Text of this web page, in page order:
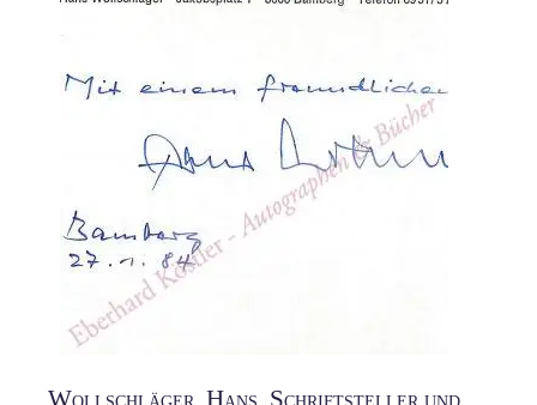
Wollschläger, Hans, Schriftsteller und